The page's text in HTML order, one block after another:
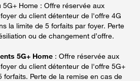
Home : Offre réservée aux
du client détenteur de l'offre 4G
la limite de 5 forfaits par foyer. Perte
ou de changement d’offre.
5G+ Home : Offre réservée aux
du client détenteur de l'offre 5G+
forfaits. Perte de la remise en cas de